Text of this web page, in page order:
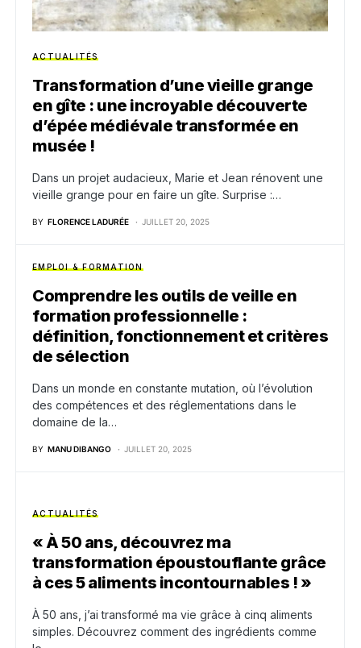
ACTUALITÉS
Transformation d’une vieille grange
en gîte : une incroyable découverte
d’épée médiévale transformée en
musée !
Dans un projet audacieux, Marie et Jean rénovent une
vieille grange pour en faire un gîte. Surprise :…
BY FLORENCE LADURÉE JUILLET 20, 2025
EMPLOI & FORMATION
Comprendre les outils de veille en
formation professionnelle :
définition, fonctionnement et critères
de sélection
Dans un monde en constante mutation, où l’évolution
des compétences et des réglementations dans le
domaine de la…
BY MANU DIBANGO JUILLET 20, 2025
ACTUALITÉS
« À 50 ans, découvrez ma
transformation époustouflante grâce
à ces 5 aliments incontournables ! »
À 50 ans, j’ai transformé ma vie grâce à cinq aliments
simples. Découvrez comment des ingrédients comme